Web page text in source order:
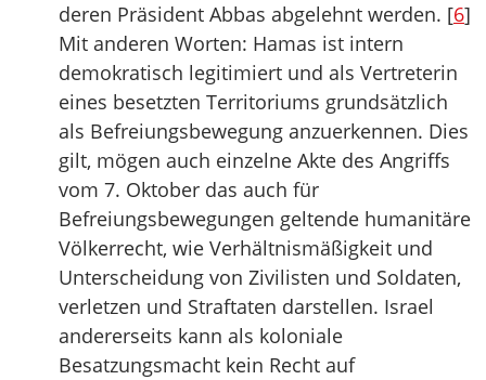
deren Präsident Abbas abgelehnt werden. [6]
Mit anderen Worten: Hamas ist intern
demokratisch legitimiert und als Vertreterin
eines besetzten Territoriums grundsätzlich
als Befreiungsbewegung anzuerkennen. Dies
gilt, mögen auch einzelne Akte des Angriffs
vom 7. Oktober das auch für
Befreiungsbewegungen geltende humanitäre
Völkerrecht, wie Verhältnismäßigkeit und
Unterscheidung von Zivilisten und Soldaten,
verletzen und Straftaten darstellen. Israel
andererseits kann als koloniale
Besatzungsmacht kein Recht auf